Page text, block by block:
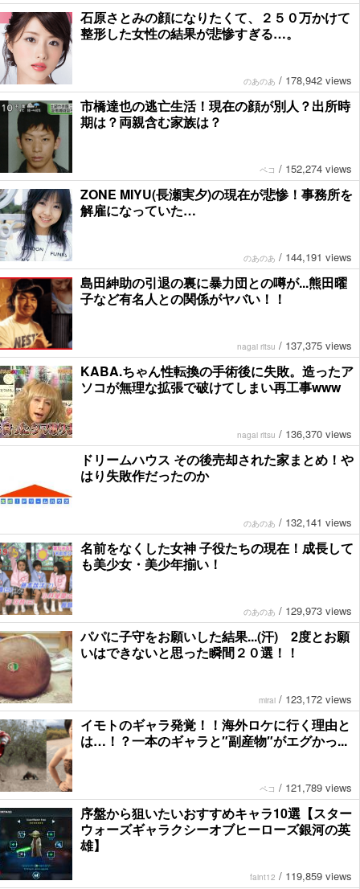
石原さとみの顔になりたくて、２５０万かけて
整形した女性の結果が悲惨すぎる…。
のあのあ / 178,942 views
市橋達也の逃亡生活！現在の顔が別人？出所時
期は？両親含む家族は？
ペコ / 152,274 views
ZONE MIYU(長瀬実夕)の現在が悲惨！事務所を
解雇になっていた…
のあのあ / 144,191 views
島田紳助の引退の裏に暴力団との噂が...熊田曜
子など有名人との関係がヤバい！！
nagai ritsu / 137,375 views
KABA.ちゃん性転換の手術後に失敗。造ったア
ソコが無理な拡張で破けてしまい再工事www
nagai ritsu / 136,370 views
ドリームハウス その後売却された家まとめ！や
はり失敗作だったのか
のあのあ / 132,141 views
名前をなくした女神 子役たちの現在！成長して
も美少女・美少年揃い！
のあのあ / 129,973 views
パパに子守をお願いした結果...(汗) 2度とお願
いはできないと思った瞬間２０選！！
mirai / 123,172 views
イモトのギャラ発覚！！海外ロケに行く理由と
は…！？一本のギャラと″副産物″がエグかっ...
ペコ / 121,789 views
序盤から狙いたいおすすめキャラ10選【スター
ウォーズギャラクシーオブヒーローズ銀河の英
雄】
faint12 / 119,859 views